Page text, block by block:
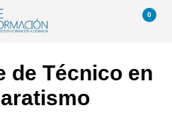
0
de Técnico en